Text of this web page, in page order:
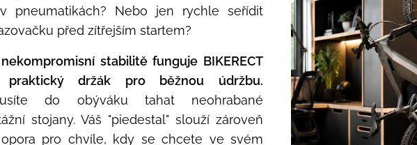
pneumatikách? Nebo jen rychle seřídit
před zítřejším startem?
stabilitě funguje BIKERECT
praktický držák pro běžnou údržbu.
do obýváku tahat neohrabané
stojany. Váš "piedestal" slouží zároveň
pro chvíle, kdy se chcete ve svém